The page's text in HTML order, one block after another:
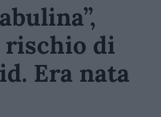
rischio di
Era nata